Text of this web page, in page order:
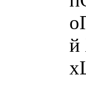
оП
й
хЦЕ